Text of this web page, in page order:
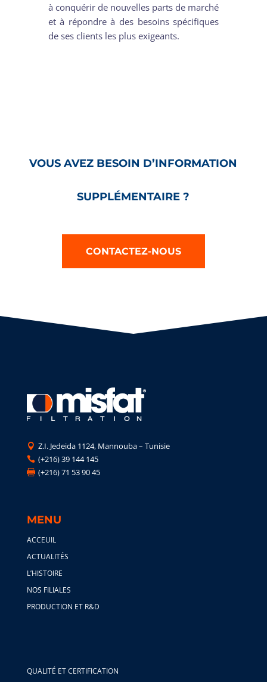
à conquérir de nouvelles parts de marché
et à répondre à des besoins spécifiques
de ses clients les plus exigeants.
VOUS AVEZ BESOIN D’INFORMATION
SUPPLÉMENTAIRE ?
CONTACTEZ-NOUS
 Z.I. Jedeida 1124, Mannouba – Tunisie
 (+216) 39 144 145
 (+216) 71 53 90 45
MENU
ACCEUIL
ACTUALITÉS
L’HISTOIRE
NOS FILIALES
PRODUCTION ET R&D
QUALITÉ ET CERTIFICATION